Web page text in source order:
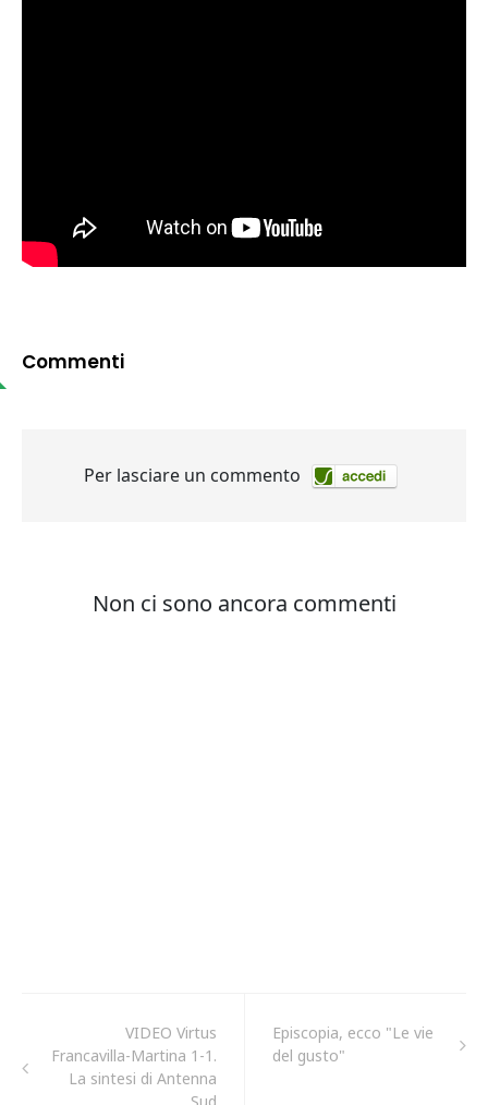
Commenti
VIDEO Virtus
Francavilla-Martina 1-1.
La sintesi di Antenna
Sud
Episcopia, ecco "Le vie
del gusto"